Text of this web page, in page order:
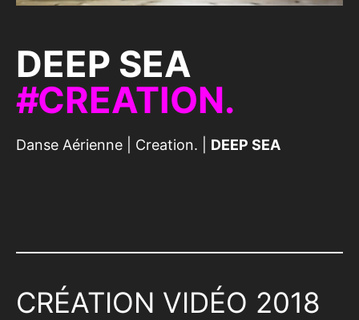
DEEP SEA
CREATION.
Danse Aérienne Creation. DEEP SEA
CRÉATION VIDÉO 2018